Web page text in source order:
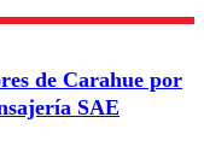
de Carahue por
SAE